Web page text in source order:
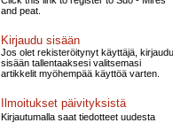
and peat.
Kirjaudu sisään
Jos olet rekisteröitynyt käyttäjä, kirjaudu
sisään tallentaaksesi valitsemasi
artikkelit myöhempää käyttöä varten.
Ilmoitukset päivityksistä
Kirjautumalla saat tiedotteet uudesta